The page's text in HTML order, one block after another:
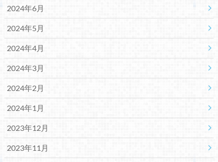
2024年6月
2024年5月
2024年4月
2024年3月
2024年2月
2024年1月
2023年12月
2023年11月